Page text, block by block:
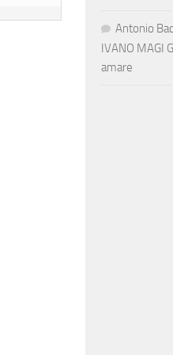
Antonio
IVANO MAGI
amare